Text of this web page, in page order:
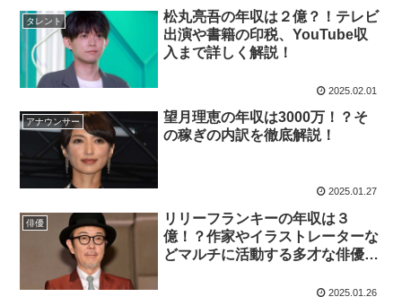
タレント
松丸亮吾の年収は２億？！テレビ
出演や書籍の印税、YouTube収
入まで詳しく解説！
2025.02.01
アナウンサー
望月理恵の年収は3000万！？そ
の稼ぎの内訳を徹底解説！
2025.01.27
俳優
リリーフランキーの年収は３
億！？作家やイラストレーターな
どマルチに活動する多才な俳優の
2025.01.26